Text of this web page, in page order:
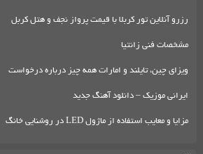
رزرو آنلاین تور کربلا با قیمت پرواز نجف و هتل کربل
مشخصات فنی زانتیا
ویزای چین، تایلند و امارات همه چیز درباره درخواست
ایرانی موزیک – دانلود آهنگ جدید
مزایا و معایب استفاده از ماژول LED در روشنایی خانگ